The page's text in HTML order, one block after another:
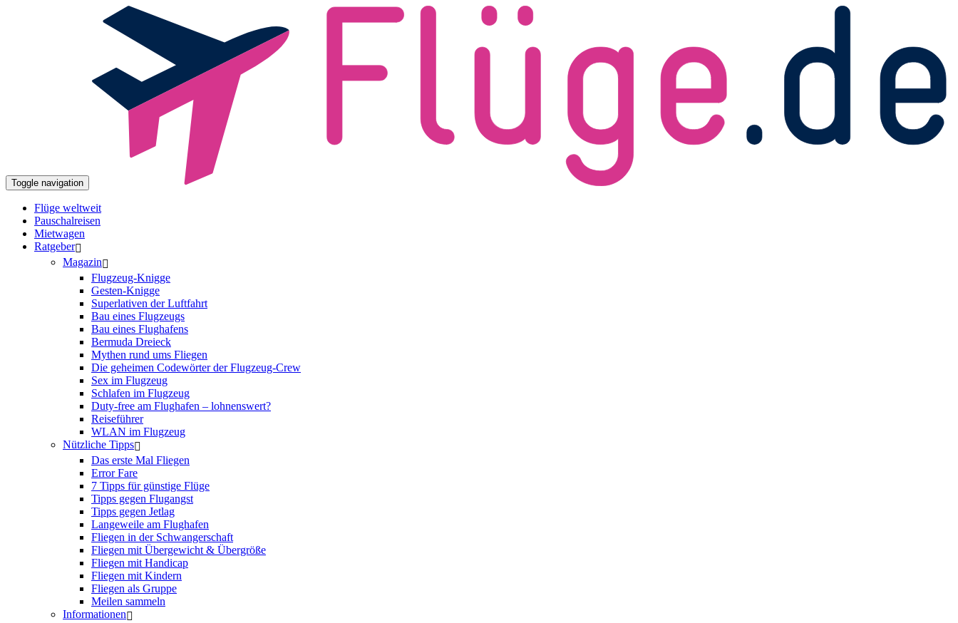
Toggle navigation
Flüge weltweit
Pauschalreisen
Mietwagen
Ratgeber
Magazin
Flugzeug-Knigge
Gesten-Knigge
Superlativen der Luftfahrt
Bau eines Flugzeugs
Bau eines Flughafens
Bermuda Dreieck
Mythen rund ums Fliegen
Die geheimen Codewörter der Flugzeug-Crew
Sex im Flugzeug
Schlafen im Flugzeug
Duty-free am Flughafen – lohnenswert?
Reiseführer
WLAN im Flugzeug
Nützliche Tipps
Das erste Mal Fliegen
Error Fare
7 Tipps für günstige Flüge
Tipps gegen Flugangst
Tipps gegen Jetlag
Langeweile am Flughafen
Fliegen in der Schwangerschaft
Fliegen mit Übergewicht & Übergröße
Fliegen mit Handicap
Fliegen mit Kindern
Fliegen als Gruppe
Meilen sammeln
Informationen